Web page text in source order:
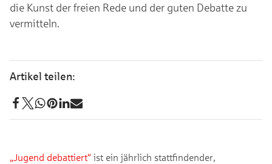
die Kunst der freien Rede und der guten Debatte zu
vermitteln.
„Jugend debattiert“ ist ein jährlich stattfindender,